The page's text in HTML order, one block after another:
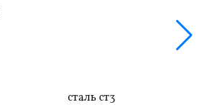
сталь ст3